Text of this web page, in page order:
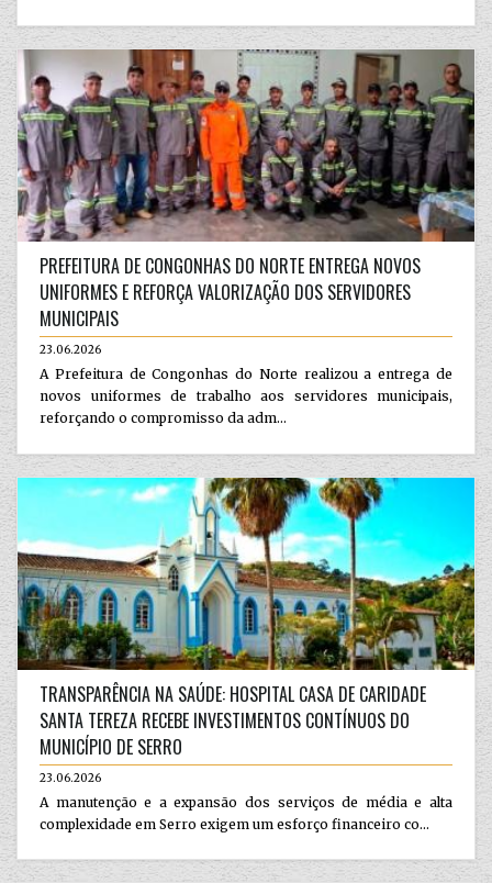
PREFEITURA DE CONGONHAS DO NORTE ENTREGA NOVOS
UNIFORMES E REFORÇA VALORIZAÇÃO DOS SERVIDORES
MUNICIPAIS
23.06.2026
A Prefeitura de Congonhas do Norte realizou a entrega de
novos uniformes de trabalho aos servidores municipais,
reforçando o compromisso da adm...
TRANSPARÊNCIA NA SAÚDE: HOSPITAL CASA DE CARIDADE
SANTA TEREZA RECEBE INVESTIMENTOS CONTÍNUOS DO
MUNICÍPIO DE SERRO
23.06.2026
A manutenção e a expansão dos serviços de média e alta
complexidade em Serro exigem um esforço financeiro co...